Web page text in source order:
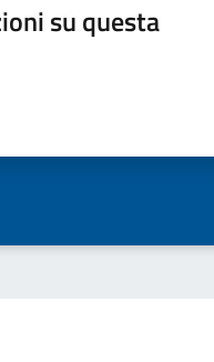
su questa